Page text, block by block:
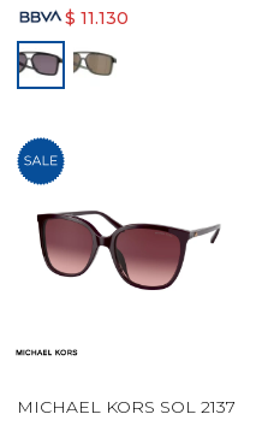
$ 11.130
MICHAEL KORS SOL 2137